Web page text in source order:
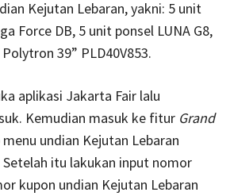
Kejutan Lebaran, yakni: 5 unit
Force DB, 5 unit ponsel LUNA G8,
39” PLD40V853.
aplikasi Jakarta Fair lalu
Kemudian masuk ke fitur Grand
undian Kejutan Lebaran
Setelah itu lakukan input nomor
kupon undian Kejutan Lebaran